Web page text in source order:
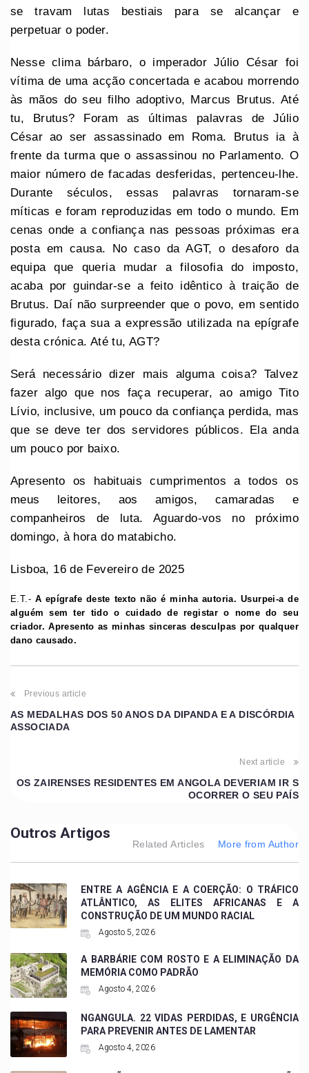
se travam lutas bestiais para se alcançar e
perpetuar o poder.
Nesse clima bárbaro, o imperador Júlio César foi
vítima de uma acção concertada e acabou morrendo
às mãos do seu filho adoptivo, Marcus Brutus. Até
tu, Brutus? Foram as últimas palavras de Júlio
César ao ser assassinado em Roma. Brutus ia à
frente da turma que o assassinou no Parlamento. O
maior número de facadas desferidas, pertenceu-lhe.
Durante séculos, essas palavras tornaram-se
míticas e foram reproduzidas em todo o mundo. Em
cenas onde a confiança nas pessoas próximas era
posta em causa. No caso da AGT, o desaforo da
equipa que queria mudar a filosofia do imposto,
acaba por guindar-se a feito idêntico à traição de
Brutus. Daí não surpreender que o povo, em sentido
figurado, faça sua a expressão utilizada na epígrafe
desta crónica. Até tu, AGT?
Será necessário dizer mais alguma coisa? Talvez
fazer algo que nos faça recuperar, ao amigo Tito
Lívio, inclusive, um pouco da confiança perdida, mas
que se deve ter dos servidores públicos. Ela anda
um pouco por baixo.
Apresento os habituais cumprimentos a todos os
meus leitores, aos amigos, camaradas e
companheiros de luta. Aguardo-vos no próximo
domingo, à hora do matabicho.
Lisboa, 16 de Fevereiro de 2025
E.T.- A epígrafe deste texto não é minha autoria. Usurpei-a de
alguém sem ter tido o cuidado de registar o nome do seu
criador. Apresento as minhas sinceras desculpas por qualquer
dano causado.
Previous article
AS MEDALHAS DOS 50 ANOS DA DIPANDA E A DISCÓRDIA
ASSOCIADA
Next article
OS ZAIRENSES RESIDENTES EM ANGOLA DEVERIAM IR S
OCORRER O SEU PAÍS
Outros Artigos
Related Articles More from Author
ENTRE A AGÊNCIA E A COERÇÃO: O TRÁFICO
ATLÂNTICO, AS ELITES AFRICANAS E A
CONSTRUÇÃO DE UM MUNDO RACIAL
Agosto 5, 2026
A BARBÁRIE COM ROSTO E A ELIMINAÇÃO DA
MEMÓRIA COMO PADRÃO
Agosto 4, 2026
NGANGULA. 22 VIDAS PERDIDAS, E URGÊNCIA
PARA PREVENIR ANTES DE LAMENTAR
Agosto 4, 2026